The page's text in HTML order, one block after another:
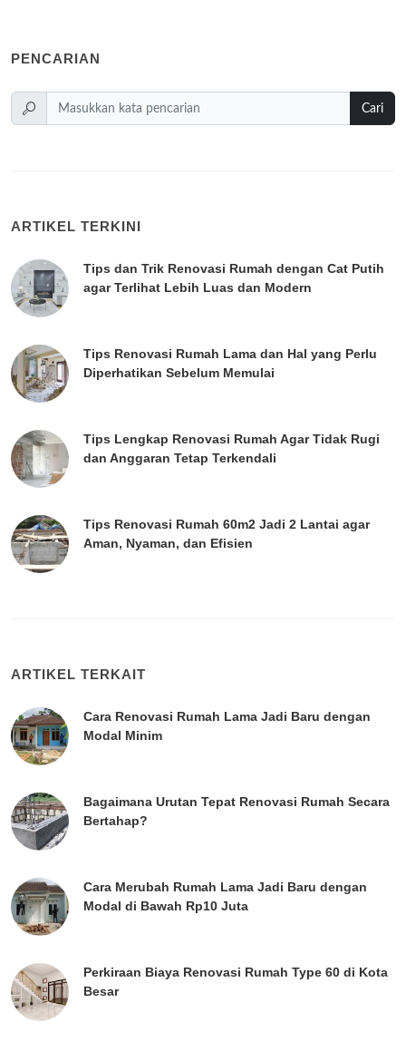
PENCARIAN
Cari
ARTIKEL TERKINI
Tips dan Trik Renovasi Rumah dengan Cat Putih
agar Terlihat Lebih Luas dan Modern
Tips Renovasi Rumah Lama dan Hal yang Perlu
Diperhatikan Sebelum Memulai
Tips Lengkap Renovasi Rumah Agar Tidak Rugi
dan Anggaran Tetap Terkendali
Tips Renovasi Rumah 60m2 Jadi 2 Lantai agar
Aman, Nyaman, dan Efisien
ARTIKEL TERKAIT
Cara Renovasi Rumah Lama Jadi Baru dengan
Modal Minim
Bagaimana Urutan Tepat Renovasi Rumah Secara
Bertahap?
Cara Merubah Rumah Lama Jadi Baru dengan
Modal di Bawah Rp10 Juta
Perkiraan Biaya Renovasi Rumah Type 60 di Kota
Besar